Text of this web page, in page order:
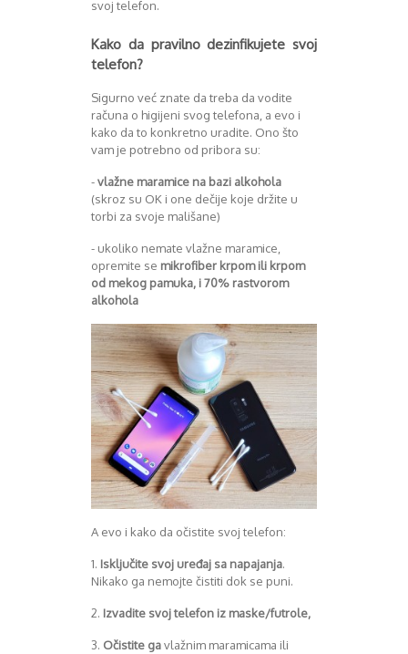
Mart 2015
Maj 2015
Juni 2015
Juli 2015
Septembar 2015
Oktobar 2015
Januar 2016
Februar 2016
Maj 2016
Juni 2016
Juli 2016
August 2016
Septembar 2016
Oktobar 2016
Novembar 2016
Decembar 2016
Januar 2017
Mart 2017
Maj 2017
Juli 2017
svoj telefon.
Kako da pravilno dezinfikujete svoj
telefon?
Sigurno već znate da treba da vodite
računa o higijeni svog telefona, a evo i
kako da to konkretno uradite. Ono što
vam je potrebno od pribora su:
-vlažne maramice na bazi alkohola
(skroz su OK i one dečije koje držite u
torbi za svoje mališane)
- ukoliko nemate vlažne maramice,
opremite se mikrofiber krpom ili krpom
od mekog pamuka, i 70% rastvorom
alkohola
A evo i kako da očistite svoj telefon:
1. Isključite svoj uređaj sa napajanja.
Nikako ga nemojte čistiti dok se puni.
2. Izvadite svoj telefon iz maske/futrole,
3. Očistite gavlažnim maramicama ili